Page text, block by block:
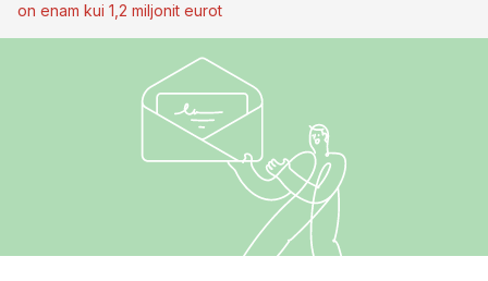
on enam kui 1,2 miljonit eurot